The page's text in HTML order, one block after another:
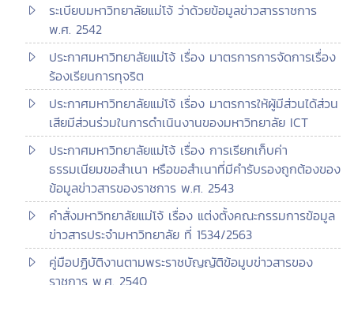
ระเบียบมหาวิทยาลัยแม่โจ้ ว่าด้วยข้อมูลข่าวสารราชการ
พ.ศ. 2542
ประกาศมหาวิทยาลัยแม่โจ้ เรื่อง มาตรการการจัดการเรื่อง
ร้องเรียนการทุจริต
ประกาศมหาวิทยาลัยแม่โจ้ เรื่อง มาตรการให้ผู้มีส่วนได้ส่วน
เสียมีส่วนร่วมในการดำเนินงานของมหาวิทยาลัย ICT
ประกาศมหาวิทยาลัยแม่โจ้ เรื่อง การเรียกเก็บค่า
ธรรมเนียมขอสำเนา หรือขอสำเนาที่มีคำรับรองถูกต้องของ
ข้อมูลข่าวสารของราชการ พ.ศ. 2543
คำสั่งมหาวิทยาลัยแม่โจ้ เรื่อง แต่งตั้งคณะกรรมการข้อมูล
ข่าวสารประจำมหาวิทยาลัย ที่ 1534/2563
คู่มือปฏิบัติงานตามพระราชบัญญัติข้อมูบข่าวสารของ
ราชการ พ.ศ. 2540